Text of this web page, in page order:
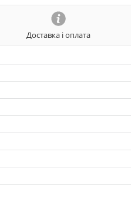
Доставка і оплата